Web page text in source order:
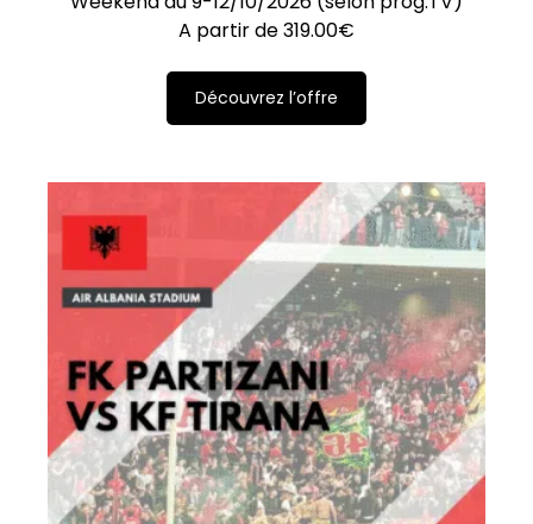
A partir de319.00€
Découvrez l’offre